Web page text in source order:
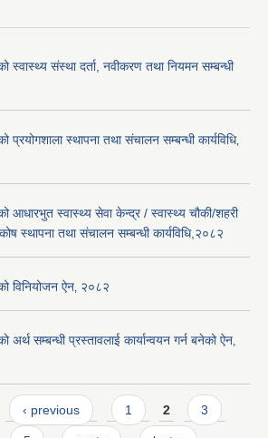
स्वास्थ्य संस्था दर्ता, नवीकरण तथा नियमन सम्बन्धी
स्थापना तथा संचालन सम्बन्धी कार्यविधि‚
आधारभुत स्वास्थ्य सेवा केन्द्र / स्वास्थ्य चौकी/शहरी
स्थापना तथा संचालन सम्बन्धी कार्यविधि,२०८२
विनियोजन ऐन‚ २०८२
सम्बन्धी प्रस्तावलाई कार्यान्वयन गर्न बनेको ऐन‚
‹ previous 1 2 3